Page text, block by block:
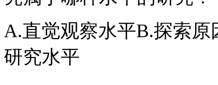
A.直觉观察水平B.探索
研究水平